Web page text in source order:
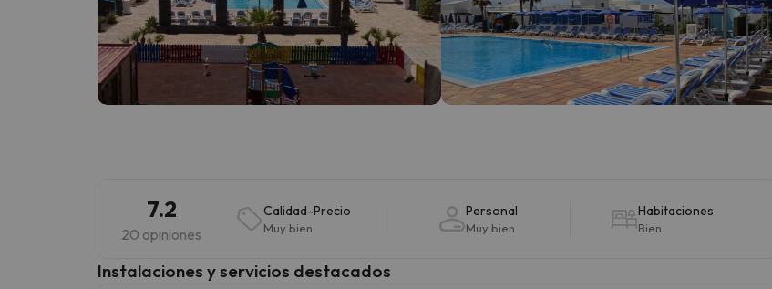
7.2
20 opiniones
Calidad-Precio
Muy bien
Personal
Muy bien
Habitaciones
Bien
Instalaciones y servicios destacados